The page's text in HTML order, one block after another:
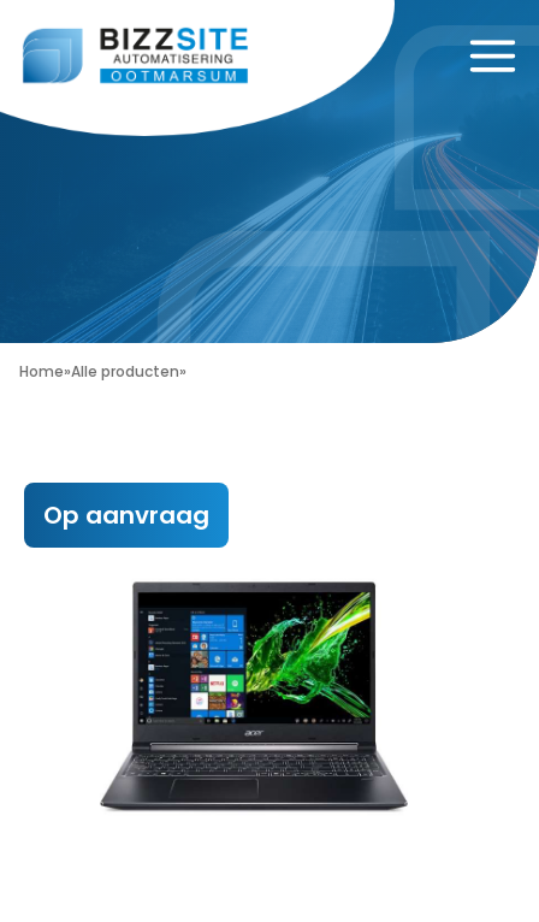
Home»Alle producten»
Op aanvraag